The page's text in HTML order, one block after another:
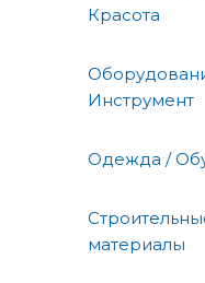
Красота
Инструмент
Одежда /
материалы